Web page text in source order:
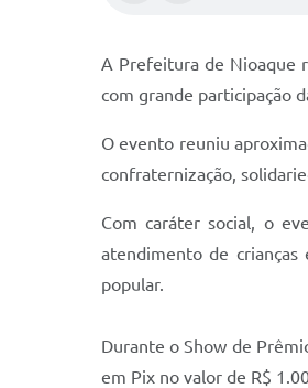
A Prefeitura de Nioaque
com grande participação
O evento reuniu
confraternização,
Com caráter social, o
atendimento de
popular.
Durante o Show de
em Pix no valor de R$